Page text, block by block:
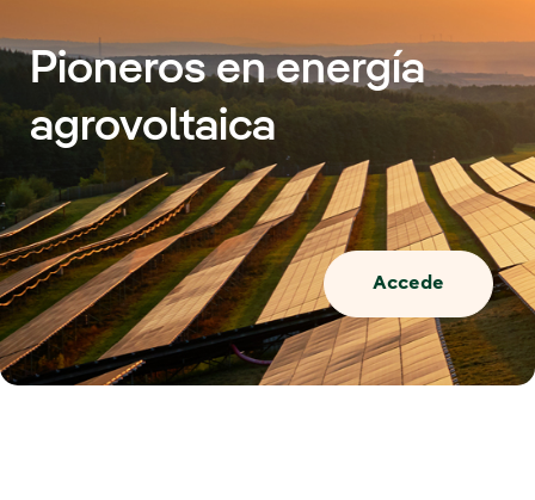
Pioneros en energía
agrovoltaica
Accede